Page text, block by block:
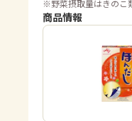
※野菜摂取量はきのこ
商品情報
「